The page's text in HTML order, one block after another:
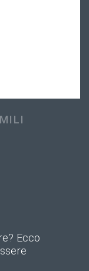
Ecco